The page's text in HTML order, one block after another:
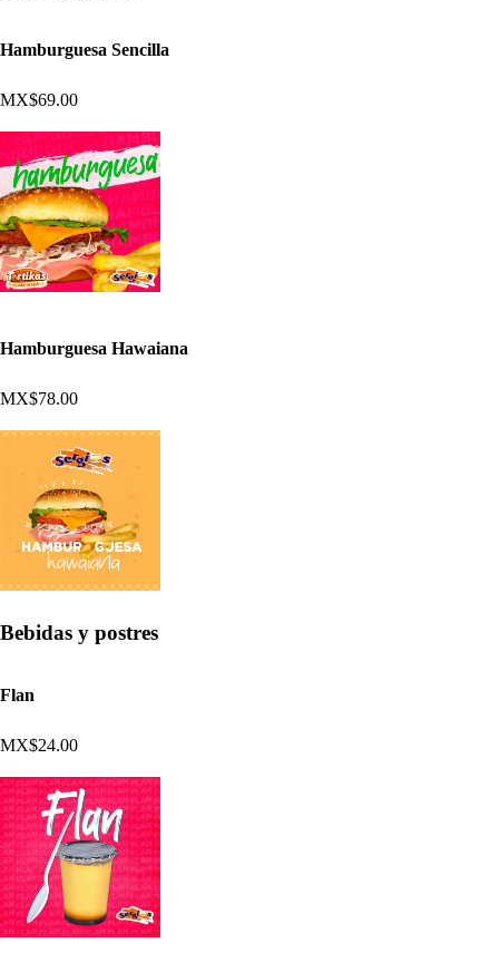
Hamburguesa Sencilla
MX$69.00
Hamburguesa Hawaiana
MX$78.00
Bebidas y postres
Flan
MX$24.00